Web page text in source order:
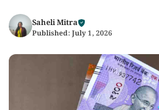
Saheli Mitra
Published: July 1, 2026